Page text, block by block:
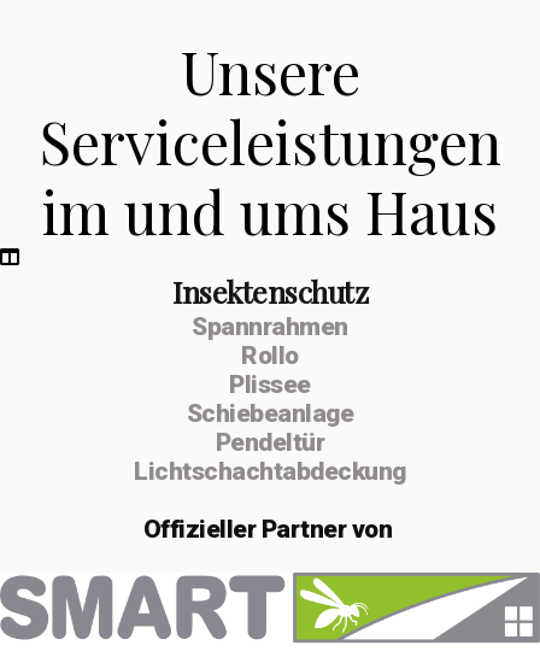
Unsere
Serviceleistungen
im und ums Haus
Insektenschutz
Spannrahmen
Rollo
Plissee
Schiebeanlage
Pendeltür
Lichtschachtabdeckung
OffiziellerPartner von